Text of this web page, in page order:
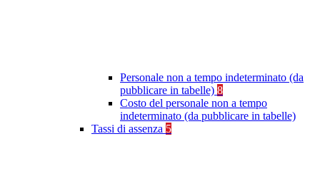
Personale non a tempo indeterminato (da
pubblicare in tabelle) 8
Costo del personale non a tempo
indeterminato (da pubblicare in tabelle)
Tassi di assenza 5